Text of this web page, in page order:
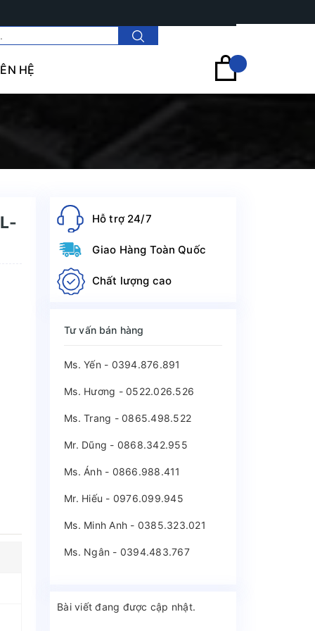
HỆ
Hỗ trợ 24/7
Giao Hàng Toàn Quốc
Chất lượng cao
Tư vấn bán hàng
Ms. Yến - 0394.876.891
Ms. Hương - 0522.026.526
Ms. Trang - 0865.498.522
Mr. Dũng - 0868.342.955
Ms. Ánh - 0866.988.411
Mr. Hiếu - 0976.099.945
Ms. Minh Anh - 0385.323.021
Ms. Ngân - 0394.483.767
Bài viết đang được cập nhật.